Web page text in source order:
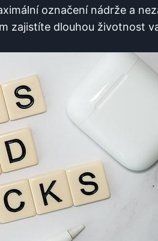
označení nádrže a
zajistíte dlouhou životnost